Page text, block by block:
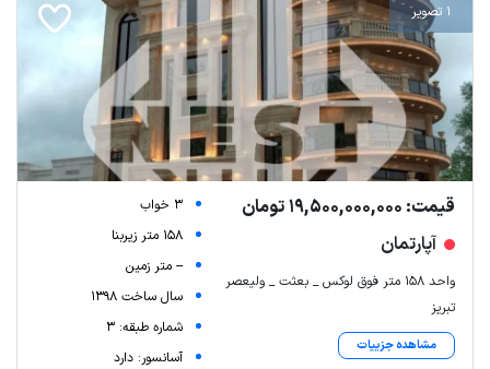
1 تصویر
قیمت: 19,500,000,000 تومان
آپارتمان
واحد 158 متر فوق لوکس _ بعثت _ ولیعصر
تبریز
مشاهده جزییات
3 خواب
158 متر زیربنا
-- متر زمین
سال ساخت 1398
شماره طبقه: 3
آسانسور: دارد